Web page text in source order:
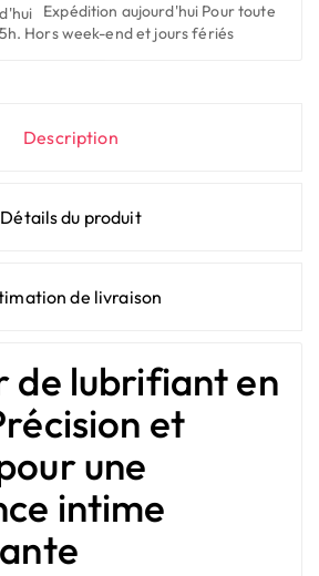
Expédition aujourd'hui Pour toute
Hors week-end et jours fériés
Description
Détails du produit
de livraison
de lubrifiant en
et
une
intime